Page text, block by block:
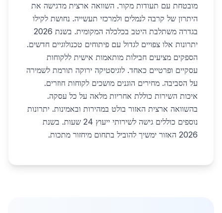
מובטחת עם תעודות מקור. השוואה ארצית מדגישה את
היתרון של קרבה לנמלים ולמרכזי תעשייה. נחושת לקילו
בגדרה משתלבת היטב בכלכלה המקומית. בשנת 2026
יתרונות אלו צפויים לגדול עם פיתוחים טכנולוגיים חדשים.
הספקים מציעים חבילות מותאמות אישית ללקוחות
עסקיים ופרטיים כאחד. לוגיסטיקה ירוקה תורמת לשמירה
על הסביבה. מחירים הוגנים מושכים לקוחות חוזרים.
איכות השירות כוללת אחריות מלאה על כל עסקה.
בהשוואה ארצית האזור בולט במהירות ובאמינות. יתרונות
נוספים כוללים גישה לשירותי ייעוץ 24 שעות. בשנת
2026 האזור ימשיך להוביל בתחום מיחזור מתכות.